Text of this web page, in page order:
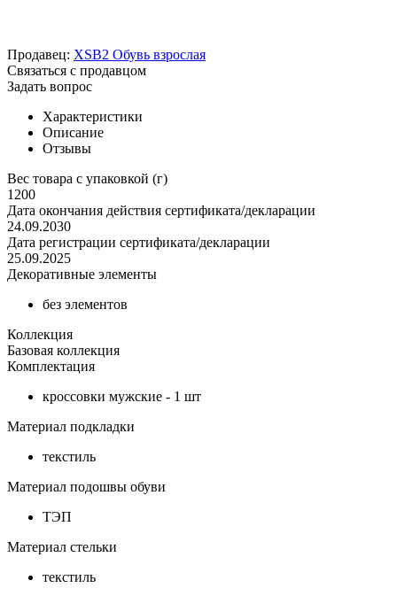
Продавец: XSB2 Обувь взрослая
Связаться с продавцом
Задать вопрос
Характеристики
Описание
Отзывы
Вес товара с упаковкой (г)
1200
Дата окончания действия сертификата/декларации
24.09.2030
Дата регистрации сертификата/декларации
25.09.2025
Декоративные элементы
без элементов
Коллекция
Базовая коллекция
Комплектация
кроссовки мужские - 1 шт
Материал подкладки
текстиль
Материал подошвы обуви
ТЭП
Материал стельки
текстиль